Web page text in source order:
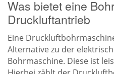
Was bietet eine
Druckluftantrieb
Eine
Alternative zu der
Bohrmaschine. Diese ist